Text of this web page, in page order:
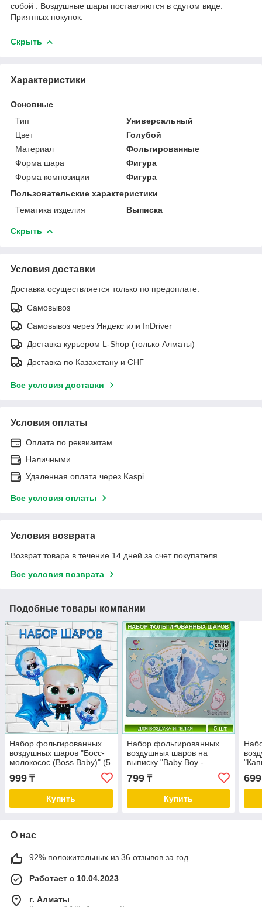
собой . Воздушные шары поставляются в сдутом виде.
Приятных покупок.
Скрыть
Характеристики
Основные
Тип
Универсальный
Цвет
Голубой
Материал
Фольгированные
Форма шара
Фигура
Форма композиции
Фигура
Пользовательские характеристики
Тематика изделия
Выписка
Скрыть
Условия доставки
Доставка осуществляется только по предоплате.
Самовывоз
Самовывоз через Яндекс или InDriver
Доставка курьером L-Shop (только Алматы)
Доставка по Казахстану и СНГ
Все условия доставки
Условия оплаты
Оплата по реквизитам
Наличными
Удаленная оплата через Kaspi
Все условия оплаты
Условия возврата
Возврат товара в течение 14 дней за счет покупателя
Все условия возврата
Подобные товары компании
Набор фольгированных
воздушных шаров "Босс-
молокосос (Boss Baby)" (5
999 ₸
Купить
Набор фольгированных
воздушных шаров на
выписку "Baby Boy -
Ножки” (5 шт.)
799₸
Купить
699
О нас
92% положительных из 36 отзывов за год
Работает с 10.04.2023
г. Алматы